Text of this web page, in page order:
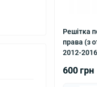
Решітка
права (з
2012-
600 грн